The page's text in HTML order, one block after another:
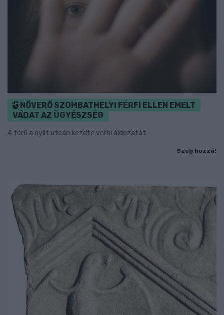
NŐVERŐ SZOMBATHELYI FÉRFI ELLEN EMELT
VÁDAT AZ ÜGYÉSZSÉG
A férfi a nyílt utcán kezdte verni áldozatát.
Szólj hozzá!